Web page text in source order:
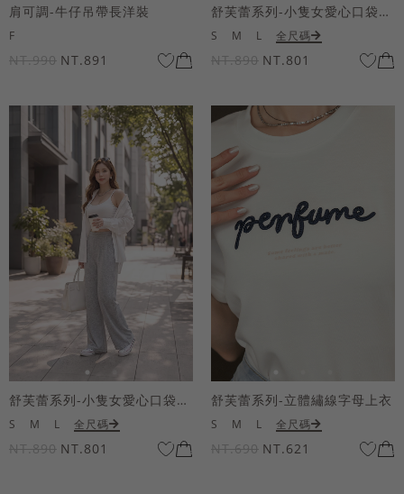
肩可調-牛仔吊帶長洋裝
F
NT.990 NT.891
舒芙蕾系列-小隻女愛心口袋寬褲
S M L 全尺碼
NT.890 NT.801
舒芙蕾系列-小隻女愛心口袋寬褲
S M L 全尺碼
NT.890 NT.801
舒芙蕾系列-立體繡線字母上衣
S M L 全尺碼
NT.690 NT.621